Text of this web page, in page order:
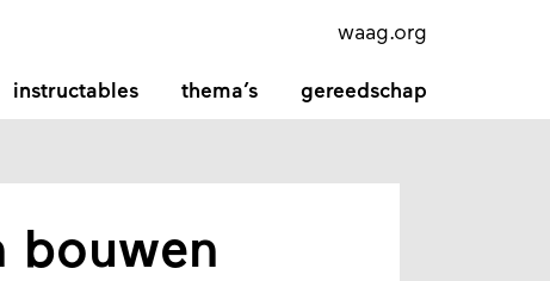
instructables thema’s gereedschap
waag.org
bouwen